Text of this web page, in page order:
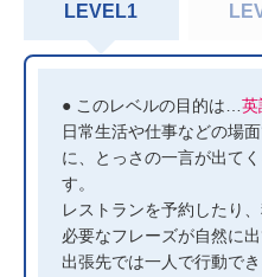
LEVEL1
● このレベルの目的は… 英
日常生活や仕事などの場
に、とっさの一言が出て
す。
レストランを予約したり
必要なフレーズが自然に
出張先では一人で行動で